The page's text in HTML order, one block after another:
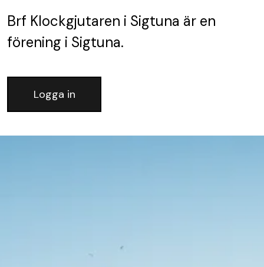
Brf Klockgjutaren i Sigtuna är en
förening i Sigtuna.
Logga in